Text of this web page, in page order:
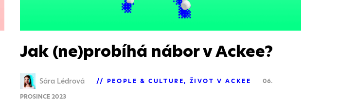
Jak (ne)probíhá nábor v Ackee?
Sára Lédrová PEOPLE & CULTURE ŽIVOT V ACKEE
06.
PROSINCE 2023